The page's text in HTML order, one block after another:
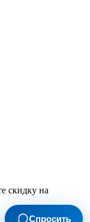
Спросить
скидку на